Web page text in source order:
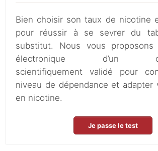
Bien choisir son taux de nicotine
pour réussir à se sevrer du
substitut. Nous vous proposons
électronique d’un
scientifiquement validé pour
niveau de dépendance et adapter
en nicotine.
Je passe le test